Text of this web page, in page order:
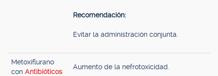
Recomendación:
Evitar la administración conjunta.
Metoxiflurano
con Antibióticos
Aumento de la nefrotoxicidad.